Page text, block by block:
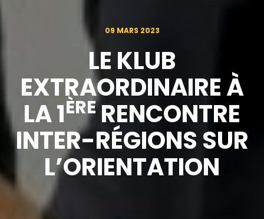
09 MARS 2023
LE KLUB
EXTRAORDINAIRE À
LA 1ÈRERENCONTRE
INTER-RÉGIONS SUR
L’ORIENTATION